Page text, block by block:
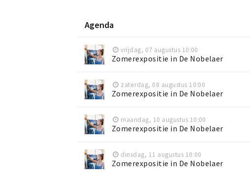
Agenda
vrijdag, 07 augustus 10:00
Zomerexpositie in De Nobelaer
zaterdag, 08 augustus 10:00
Zomerexpositie in De Nobelaer
maandag, 10 augustus 10:00
Zomerexpositie in De Nobelaer
dinsdag, 11 augustus 10:00
Zomerexpositie in De Nobelaer